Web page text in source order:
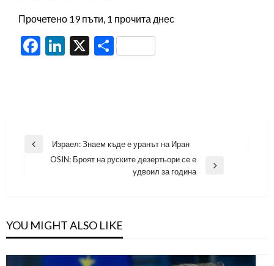
Прочетено 19 пъти, 1 прочита днес
Facebook
LinkedIn
X Share
Навигация
Previous
Израел: Знаем къде е уранът на Иран
OSIN: Броят на руските дезертьори се е
удвоил за година
YOU MIGHT ALSO LIKE